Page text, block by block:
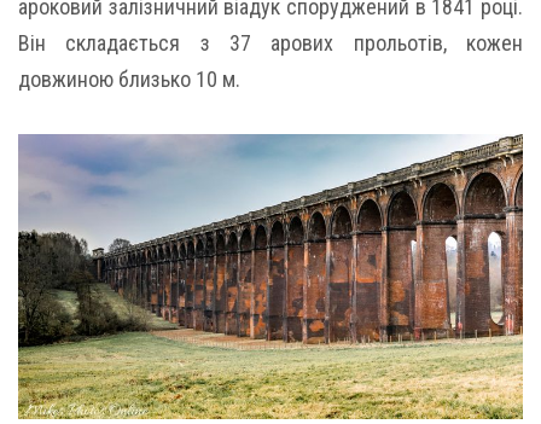
ароковий залізничний віадук споруджений в 1841 році.
Він складається з 37 арових прольотів, кожен
довжиною близько 10 м.